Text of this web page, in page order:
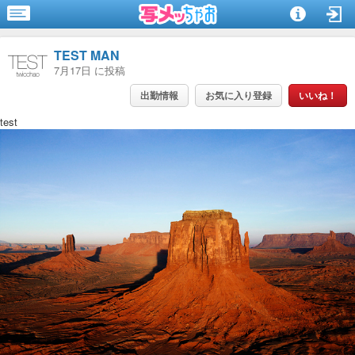
TEST MAN
7月17日 に投稿
いいね！
お気に入り登録
出勤情報
test